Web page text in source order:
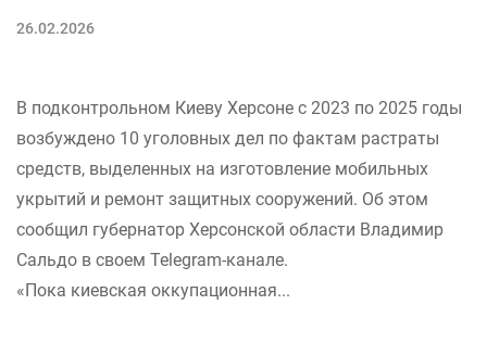
26.02.2026
В подконтрольном Киеву Херсоне с 2023 по 2025 годы
возбуждено 10 уголовных дел по фактам растраты
средств, выделенных на изготовление мобильных
укрытий и ремонт защитных сооружений. Об этом
сообщил губернатор Херсонской области Владимир
Сальдо в своем Telegram-канале.
«Пока киевская оккупационная...